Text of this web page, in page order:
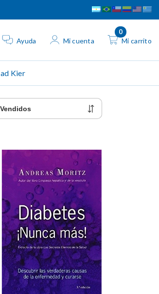
Ayuda Mi cuenta Mi carrito
0
Kier